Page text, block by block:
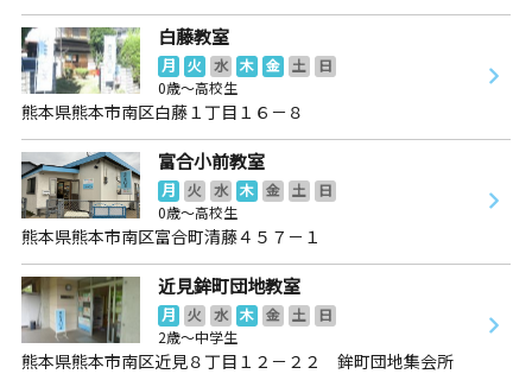
白藤教室
月 火 水 木 金 土
日
0歳～高校生
熊本県熊本市南区白藤１丁目１６－８
富合小前教室
月 火 水 木 金 土
日
0歳～高校生
熊本県熊本市南区富合町清藤４５７－１
近見鉾町団地教室
月 火 水 木 金 土
日
2歳～中学生
熊本県熊本市南区近見８丁目１２－２２ 鉾町団地集会所